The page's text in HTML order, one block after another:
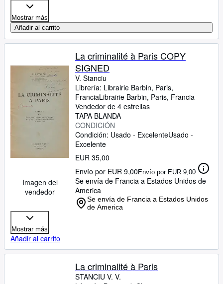
Mostrar más
Añadir al carrito
Imagen del
vendedor
La criminalité à Paris COPY
SIGNED
V. Stanciu
Librería: Librairie Barbin, Paris,
FranciaLibrairie Barbin, Paris, Francia
Vendedor de 4 estrellas
TAPA BLANDA
CONDICIÓN
Condición: Usado - ExcelenteUsado -
Excelente
EUR 35,00
Envío por EUR 9,00Envío por EUR 9,00
Se envía de Francia a Estados Unidos de
America
Se envía de Francia a Estados Unidos
de America
Mostrar más
Añadir al carrito
La criminalité à Paris
STANCIU V. V.